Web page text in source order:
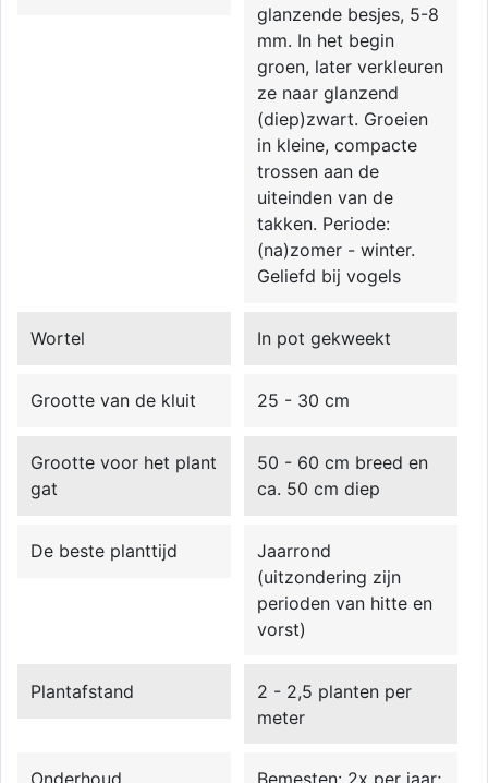
glanzende besjes, 5-8
mm. In het begin
groen, later verkleuren
ze naar glanzend
(diep)zwart. Groeien
in kleine, compacte
trossen aan de
uiteinden van de
takken. Periode:
(na)zomer - winter.
Geliefd bij vogels
Wortel In pot gekweekt
Grootte van de kluit 25 - 30 cm
Grootte voor het plant
gat
50 - 60 cm breed en
ca. 50 cm diep
De beste planttijd
Jaarrond
(uitzondering zijn
perioden van hitte en
vorst)
Plantafstand
2 - 2,5 planten per
meter